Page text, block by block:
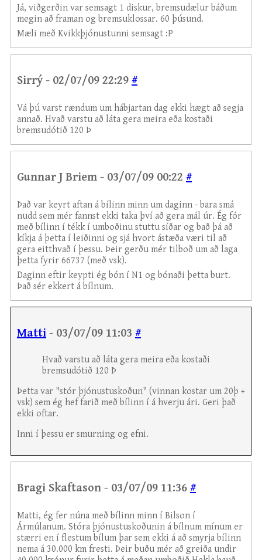
Já, viðgerðin var semsagt 1 diskur, bremsudælur báðum
megin að framan og bremsuklossar. 60 þúsund.
Mæli með Kvikkþjónustunni semsagt :P
Sirrý - 02/07/09 22:29 #
Vá þú varst rændum um hábjartan dag ekki hægt að segja
annað. Hvað varstu að láta gera meira eða kostaði
bremsudótið 120 Þ
Gunnar J Briem - 03/07/09 00:22 #
Það var keyrt aftan á bílinn minn um daginn - bara smá
nudd sem mér fannst ekki taka því að gera mál úr. Ég fór
með bílinn í tékk í umboðinu stuttu síðar og bað þá að
kíkja á þetta í leiðinni og sjá hvort ástæða væri til að
gera eitthvað í þessu. Þeir gerðu mér tilboð um að laga
þetta fyrir 66737 (með vsk).
Daginn eftir keypti ég bón í N1 og bónaði þetta burt.
Það sér ekkert á bílnum.
Matti - 03/07/09 11:03 #
Hvað varstu að láta gera meira eða kostaði
bremsudótið 120 Þ
Þetta var "stór þjónustuskoðun" (vinnan kostar um 20þ +
vsk) sem ég hef farið með bílinn í á hverju ári. Geri það
ekki oftar.
Inni í þessu er smurning og efni.
Bragi Skaftason - 03/07/09 11:36 #
Matti, ég fer núna með bílinn minn í Bilson í
Ármúlanum. Stóra þjónustuskoðunin á bílnum mínum er
stærri en í flestum bílum þar sem ekki á að smyrja bílinn
nema á 30.000 km fresti. Þeir buðu mér að greiða undir